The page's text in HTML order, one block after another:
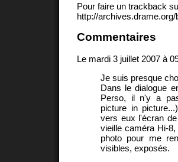
Pour faire un trackback
http://
Commentaires
Le mardi 3 juillet 2007 à
Je suis presque
Dans le dialogue
Perso, il n'y a
picture in
vers eux l'écran
vieille caméra Hi-
photo pour me
visibles, exposés.